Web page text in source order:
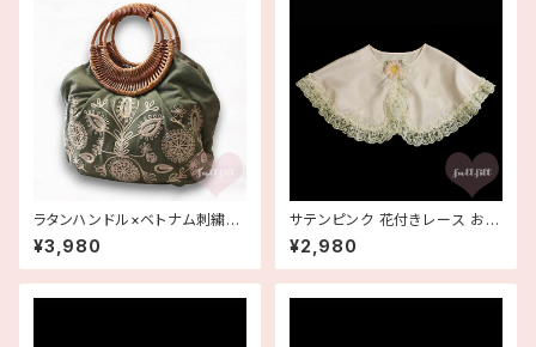
ラタンハンドル×ベトナム刺繍フ
ァブリック ボヘミアンバッグ 手
提げ かばん BAG デッドストック
¥3,980
サテンピンク 花付きレース お化
粧ケープ 付け襟 ビッグカラー
衿 メイクケープ デッドストック
¥2,980